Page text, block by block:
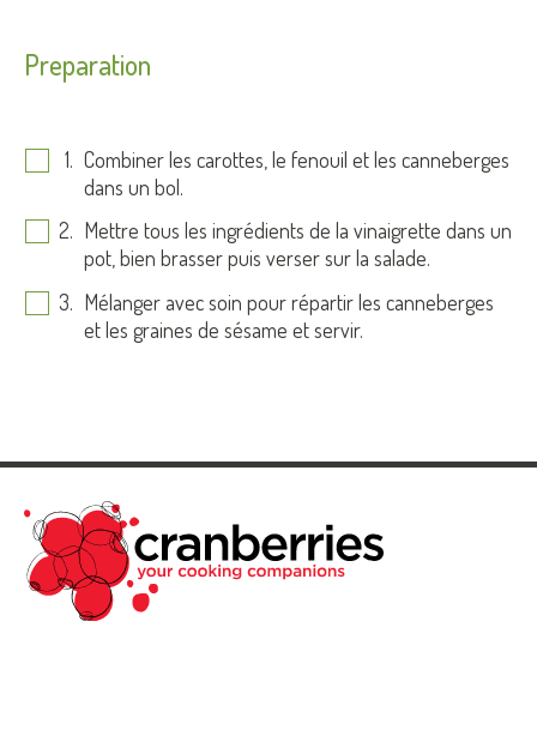
Preparation
Combiner les carottes, le fenouil et les canneberges
dans un bol.
Mettre tous les ingrédients de la vinaigrette dans un
pot, bien brasser puis verser sur la salade.
Mélanger avec soin pour répartir les canneberges
et les graines de sésame et servir.